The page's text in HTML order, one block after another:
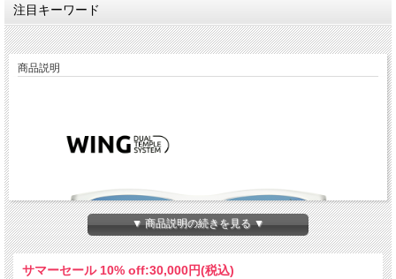
注目キーワード
商品説明
▼ 商品説明の続きを見る ▼
サマーセール 10% off:30,000円(税込)